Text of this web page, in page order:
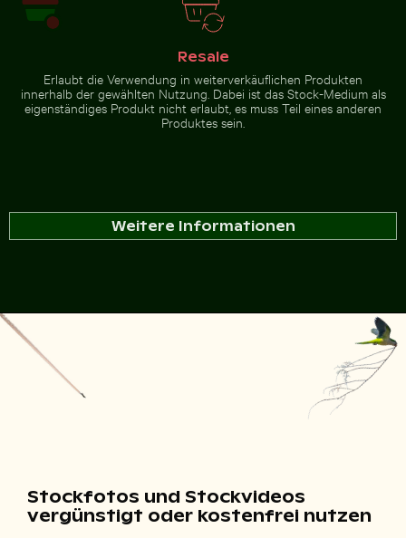
Resale
Erlaubt die Verwendung in weiterverkäuflichen Produkten
innerhalb der gewählten Nutzung. Dabei ist das Stock-Medium als
eigenständiges Produkt nicht erlaubt, es muss Teil eines anderen
Produktes sein.
Weitere Informationen
Stockfotos und Stockvideos
vergünstigt oder kostenfrei nutzen